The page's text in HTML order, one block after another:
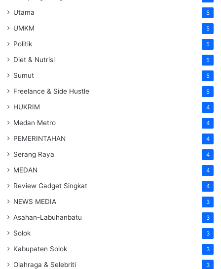
Utama 5
UMKM 5
Politik 5
Diet & Nutrisi 5
Sumut 5
Freelance & Side Hustle 5
HUKRIM 4
Medan Metro 4
PEMERINTAHAN 4
Serang Raya 4
MEDAN 4
Review Gadget Singkat 4
NEWS MEDIA 3
Asahan-Labuhanbatu 3
Solok 3
Kabupaten Solok 3
Olahraga & Selebriti 3